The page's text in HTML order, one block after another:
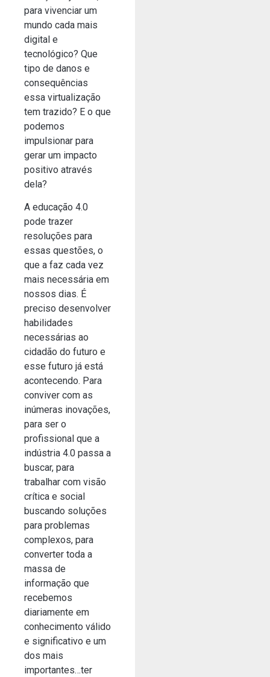
para vivenciar um
mundo cada mais
digital e
tecnológico? Que
tipo de danos e
consequências
essa virtualização
tem trazido? E o que
podemos
impulsionar para
gerar um impacto
positivo através
dela?
A educação 4.0
pode trazer
resoluções para
essas questões, o
que a faz cada vez
mais necessária em
nossos dias. É
preciso desenvolver
habilidades
necessárias ao
cidadão do futuro e
esse futuro já está
acontecendo. Para
conviver com as
inúmeras inovações,
para ser o
profissional que a
indústria 4.0 passa a
buscar, para
trabalhar com visão
crítica e social
buscando soluções
para problemas
complexos, para
converter toda a
massa de
informação que
recebemos
diariamente em
conhecimento válido
e significativo e um
dos mais
importantes…ter